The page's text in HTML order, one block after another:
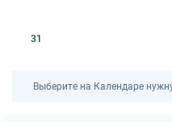
31
Выберите на Календаре